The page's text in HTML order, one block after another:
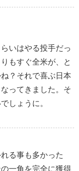
いはやる投手だっ
もすぐ全米が、と
？それで喜ぶ日本
ってきました。そ
しょうに。
る事も多かった
一角を完全に獲得